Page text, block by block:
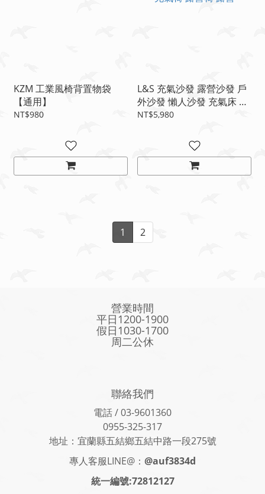
KZM 工業風椅背置物袋
【通用】
NT$980
L&S 充氣沙發 露營沙發 戶
外沙發 懶人沙發 充氣床 充
氣椅 露營椅 露營
NT$5,980
1 2
營業時間
平日1200-1900
假日1030-1700
周二公休
聯絡我們
電話 / 03-9601360
0955-325-317
地址：宜蘭縣五結鄉五結中路一段275號
專人客服LINE@： @auf3834d
統一編號:72812127